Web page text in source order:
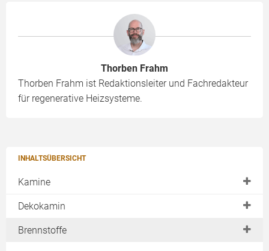
INHALTSÜBERSICHT
Kamine
Offener Kamin
Dekokamin
Ethanolkamin
Brennstoffe
Thorben Frahm
Thorben Frahm ist Redaktionsleiter und Fachredakteur
für regenerative Heizsysteme.